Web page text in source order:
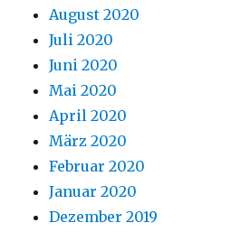
August 2020
Juli 2020
Juni 2020
Mai 2020
April 2020
März 2020
Februar 2020
Januar 2020
Dezember 2019